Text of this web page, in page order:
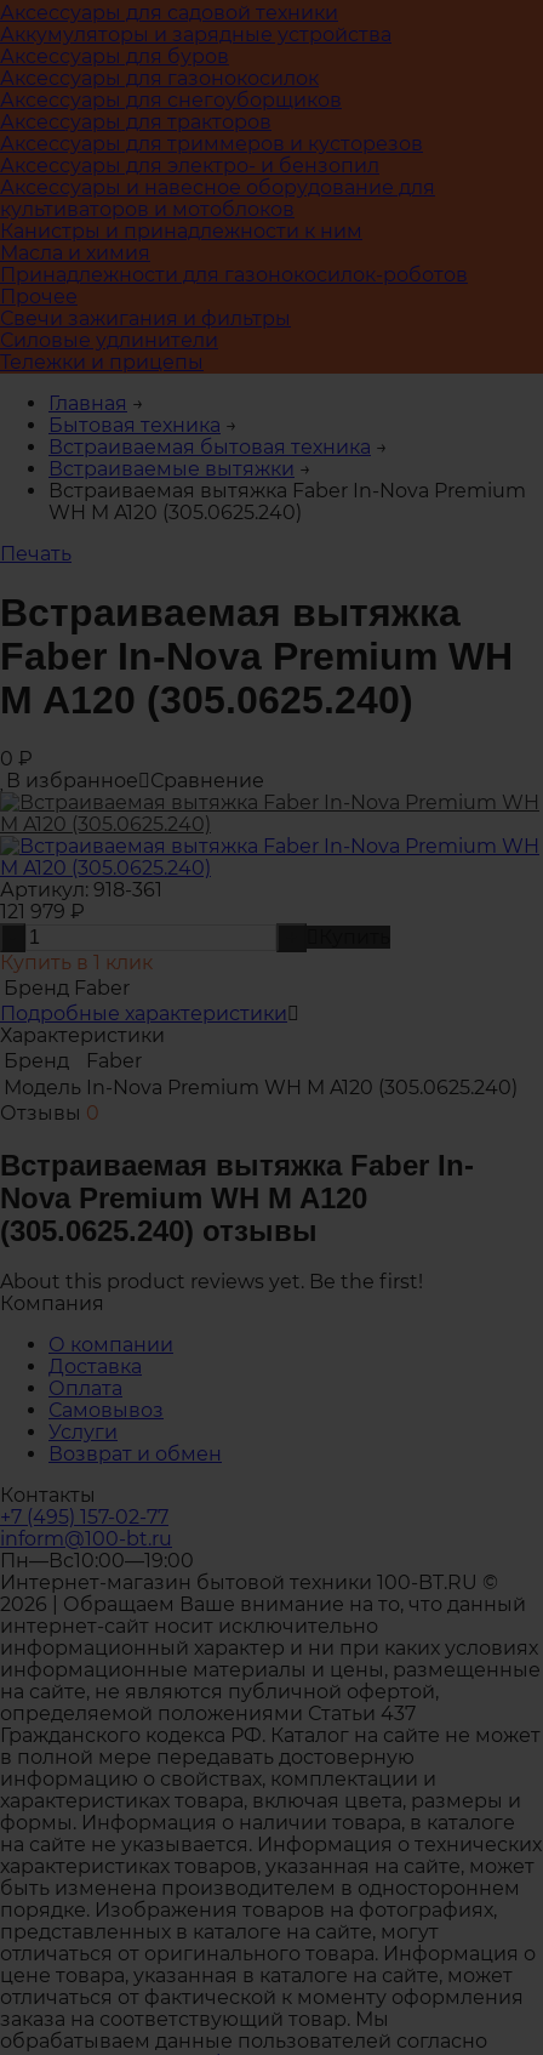
Аксессуары для садовой техники
Аккумуляторы и зарядные устройства
Аксессуары для буров
Аксессуары для газонокосилок
Аксессуары для снегоуборщиков
Аксессуары для тракторов
Аксессуары для триммеров и кусторезов
Аксессуары для электро- и бензопил
Аксессуары и навесное оборудование для
культиваторов и мотоблоков
Канистры и принадлежности к ним
Масла и химия
Принадлежности для газонокосилок-роботов
Прочее
Свечи зажигания и фильтры
Силовые удлинители
Тележки и прицепы
Главная →
Бытовая техника →
Встраиваемая бытовая техника →
Встраиваемые вытяжки →
Встраиваемая вытяжка Faber In-Nova Premium
WH M A120 (305.0625.240)
Печать
Встраиваемая вытяжка
Faber In-Nova Premium WH
M A120 (305.0625.240)
0 ₽
В избранное
Сравнение
Артикул: 918-361
121 979 ₽
Купить в 1 клик
Бренд Faber
Подробные характеристики
Характеристики
Бренд
Faber
Модель In-Nova Premium WH M A120 (305.0625.240)
Отзывы 0
Встраиваемая вытяжка Faber In-
Nova Premium WH M A120
(305.0625.240) отзывы
About this product reviews yet. Be the first!
Компания
О компании
Доставка
Оплата
Самовывоз
Услуги
Возврат и обмен
Контакты
+7 (495) 157-02-77
inform@100-bt.ru
Пн—Вс10:00—19:00
Интернет-магазин бытовой техники 100-BT.RU ©
2026 | Обращаем Ваше внимание на то, что данный
интернет-сайт носит исключительно
информационный характер и ни при каких условиях
информационные материалы и цены, размещенные
на сайте, не являются публичной офертой,
определяемой положениями Статьи 437
Гражданского кодекса РФ. Каталог на сайте не может
в полной мере передавать достоверную
информацию о свойствах, комплектации и
характеристиках товара, включая цвета, размеры и
формы. Информация о наличии товара, в каталоге
на сайте не указывается. Информация о технических
характеристиках товаров, указанная на сайте, может
быть изменена производителем в одностороннем
порядке. Изображения товаров на фотографиях,
представленных в каталоге на сайте, могут
отличаться от оригинального товара. Информация о
цене товара, указанная в каталоге на сайте, может
отличаться от фактической к моменту оформления
заказа на соответствующий товар. Мы
обрабатываем данные пользователей согласно